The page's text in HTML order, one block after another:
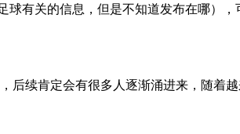
有关的信息，但是不知道发布在哪）
后续肯定会有很多人逐渐涌进来，随